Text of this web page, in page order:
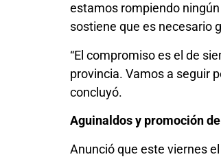
estamos rompiendo
sostiene que es necesario
“El compromiso es el de
provincia. Vamos a seguir
concluyó.
Aguinaldos y promoción
Anunció que este viernes